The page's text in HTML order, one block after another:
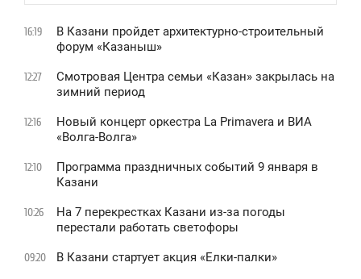
16:19
В Казани пройдет архитектурно-строительный
форум «Казаныш»
12:27
Смотровая Центра семьи «Казан» закрылась на
зимний период
12:16
Новый концерт оркестра La Primavera и ВИА
«Волга-Волга»
12:10
Программа праздничных событий 9 января в
Казани
10:26
На 7 перекрестках Казани из-за погоды
перестали работать светофоры
09:20 В Казани стартует акция «Елки-палки»